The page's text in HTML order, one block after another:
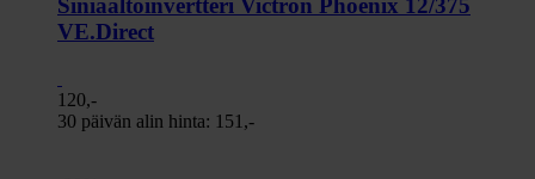
Siniaaltoinvertteri Victron Phoenix 12/375
VE.Direct
120,-
30 päivän alin hinta: 151,-